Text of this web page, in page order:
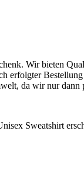
Wir bieten
erfolgter
da wir nur
Sweatshirt